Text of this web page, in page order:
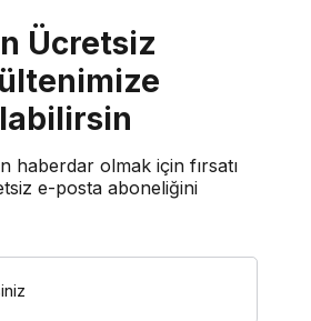
Ücretsiz
haberdar olmak için fırsatı
e-posta aboneliğini